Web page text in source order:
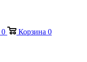
0 Корзина 0